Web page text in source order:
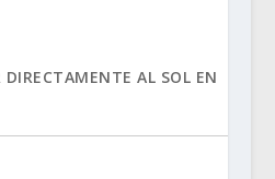
DIRECTAMENTE AL SOL EN